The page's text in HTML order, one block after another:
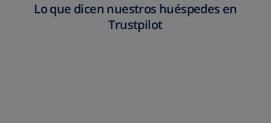
Lo que dicen nuestros huéspedes en
Trustpilot